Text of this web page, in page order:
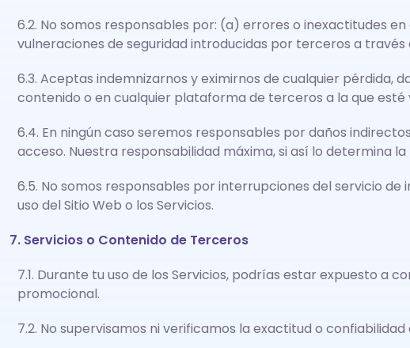
6.2. No somos responsables por: (a) errores o inexactitudes
vulneraciones de seguridad introducidas por terceros a través
6.3. Aceptas indemnizarnos y eximirnos de cualquier pérdida,
contenido o en cualquier plataforma de terceros a la que esté
6.4. En ningún caso seremos responsables por daños
acceso. Nuestra responsabilidad máxima, si así lo determina la
6.5. No somos responsables por interrupciones del servicio
uso del Sitio Web o los Servicios.
7. Servicios o Contenido de Terceros
7.1. Durante tu uso de los Servicios, podrías estar expuesto
promocional.
7.2. No supervisamos ni verificamos la exactitud o